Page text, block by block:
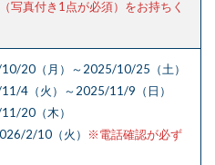
写真付き1点が必須）をお持ちく
20（月）～2025/10/25（土）
4（火）～2025/11/9（日）
20（木）
2/10（火）
※電話確認が必ず